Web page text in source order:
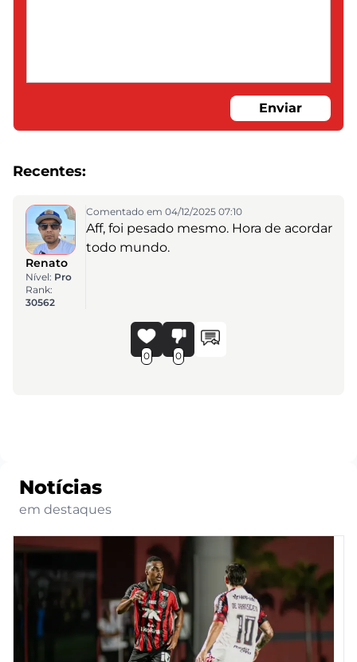
Enviar
Recentes:
Renato
Nível: Pro
Rank:
30562
Comentado em 04/12/2025 07:10
Aff, foi pesado mesmo. Hora de acordar
todo mundo.
0 0
Notícias
em destaques